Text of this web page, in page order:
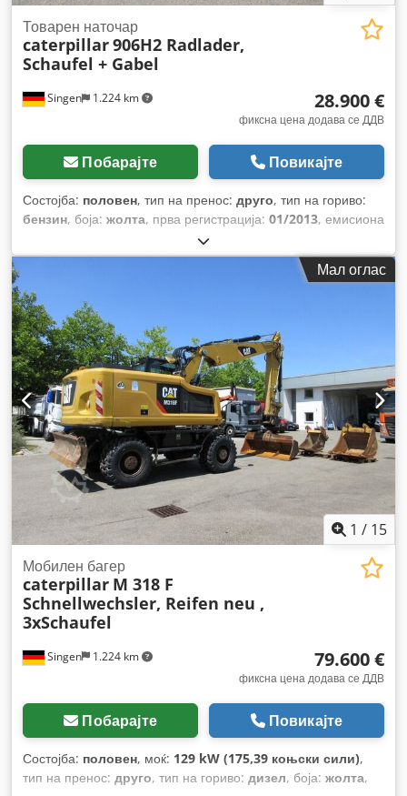
Singen 1.224 km
Товарен наточар
caterpillar906H2 Radlader,
Schaufel + Gabel
28.900 €
фиксна цена додава се ДДВ
Побарајте Повикајте
Состојба: половен, тип на пренос: друго, тип на гориво:
бензин, боја: жолта, прва регистрација: 01/2013, емисиона
друго
2013, работни часови:3.700 h, кабина на возачот:друго,
Мал оглас
1 / 15
Singen 1.224 km
Мобилен багер
caterpillar M 318 F
Schnellwechsler, Reifen neu ,
3xSchaufel
79.600 €
фиксна цена додава се ДДВ
Побарајте Повикајте
Состојба: половен, моќ: 129 kW (175,39 коњски сили),
тип на пренос: друго, тип на гориво: дизел, боја: жолта,